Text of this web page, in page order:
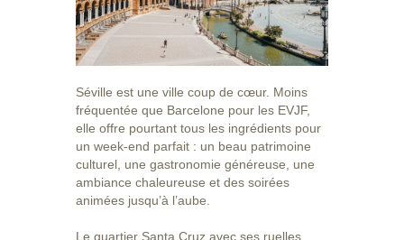
Séville est une ville coup de cœur. Moins
fréquentée que Barcelone pour les EVJF,
elle offre pourtant tous les ingrédients pour
un week-end parfait : un beau patrimoine
culturel, une gastronomie généreuse, une
ambiance chaleureuse et des soirées
animées jusqu’à l’aube.
Le quartier Santa Cruz avec ses ruelles